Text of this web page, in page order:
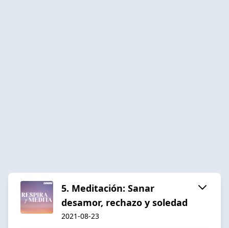
5. Meditación: Sanar
desamor, rechazo y soledad
2021-08-23